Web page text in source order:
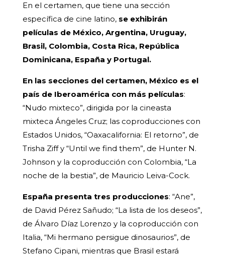
En el certamen, que tiene una sección
específica de cine latino, se exhibirán
películas de México, Argentina, Uruguay,
Brasil, Colombia, Costa Rica, República
Dominicana, España y Portugal.
En las secciones del certamen, México es el
país de Iberoamérica con más películas:
“Nudo mixteco”, dirigida por la cineasta
mixteca Ángeles Cruz; las coproducciones con
Estados Unidos, “Oaxacalifornia: El retorno”, de
Trisha Ziff y “Until we find them”, de Hunter N.
Johnson y la coproducción con Colombia, “La
noche de la bestia”, de Mauricio Leiva-Cock.
España presenta tres producciones: “Ane”,
de David Pérez Sañudo; “La lista de los deseos”,
de Álvaro Díaz Lorenzo y la coproducción con
Italia, “Mi hermano persigue dinosaurios”, de
Stefano Cipani, mientras que Brasil estará